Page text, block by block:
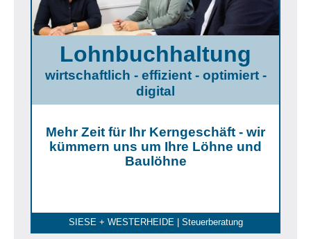
Lohnbuchhaltung
wirtschaftlich - effizient - optimiert -
digital
Mehr Zeit für Ihr Kerngeschäft - wir
kümmern uns um Ihre Löhne und
Baulöhne
SIESE + WESTERHEIDE | Steuerberatung